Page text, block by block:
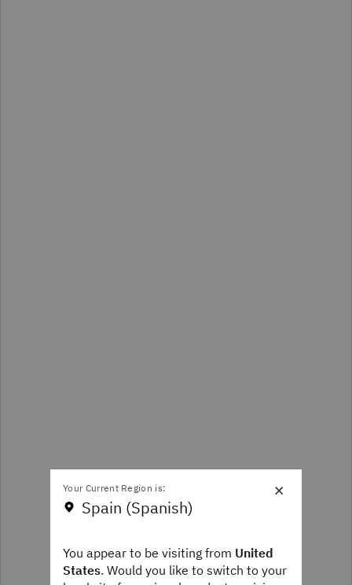
×
Your Current Region is:
Spain (Spanish)
You appear to be visiting from United
States. Would you like to switch to your